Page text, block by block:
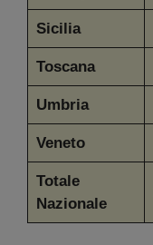
Sicilia
Toscana
Umbria
Veneto
Totale
Nazionale